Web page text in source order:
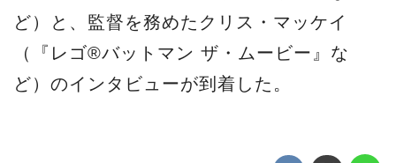
ど）と、監督を務めたクリス・マッケイ
（『レゴ®バットマン ザ・ムービー』な
ど）のインタビューが到着した。